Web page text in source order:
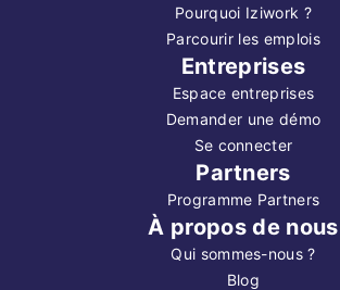
Pourquoi Iziwork ?
Parcourir les emplois
Entreprises
Espace entreprises
Demander une démo
Se connecter
Partners
Programme Partners
À propos de nous
Qui sommes-nous ?
Blog